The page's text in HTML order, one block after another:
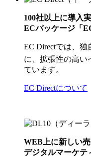
100社以上に導入
ECパッケージ「
EC Directでは、
に、拡張性の高い
ています。
EC Directについて
WEB上に新しい
デジタルマーケテ